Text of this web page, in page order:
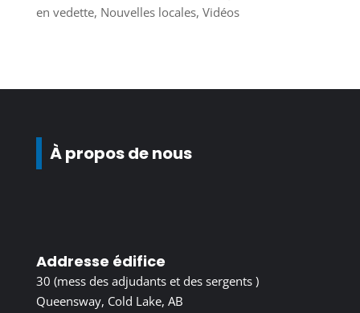
en vedette, Nouvelles locales, Vidéos
À propos de nous
Addresse édifice
30 (mess des adjudants et des sergents )
Queensway, Cold Lake, AB